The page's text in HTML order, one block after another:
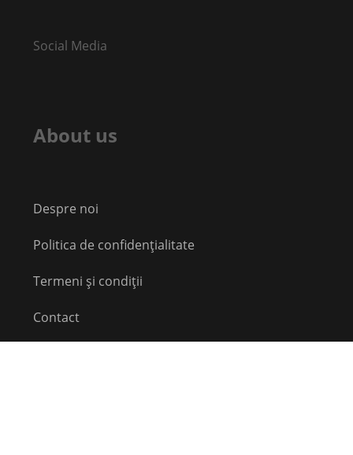
Social Media
About us
Despre noi
Politica de confidențialitate
Termeni și condiții
Contact